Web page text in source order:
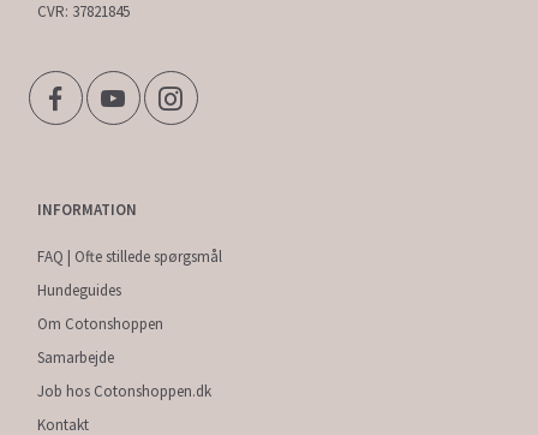
CVR: 37821845
INFORMATION
FAQ | Ofte stillede spørgsmål
Hundeguides
Om Cotonshoppen
Samarbejde
Job hos Cotonshoppen.dk
Kontakt